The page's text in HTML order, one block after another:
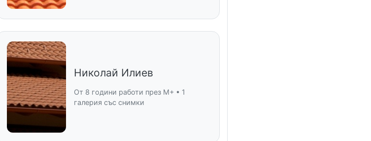
Николай Илиев
От 8 години работи през M+ • 1
галерия със снимки